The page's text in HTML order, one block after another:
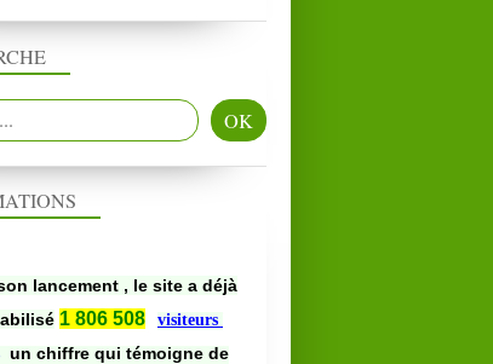
lancement , le site a déjà
1 806 508
visiteurs
un chiffre qui témoigne de